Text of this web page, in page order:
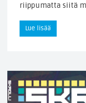
riippumatta siitä
Lue lisää